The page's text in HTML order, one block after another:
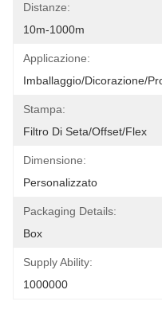
Distanze:
10m-1000m
Applicazione:
Imballaggio/Dicorazione/
Stampa:
Filtro Di Seta/offset/flex
Dimensione:
Personalizzato
Packaging Details:
Box
Supply Ability:
1000000